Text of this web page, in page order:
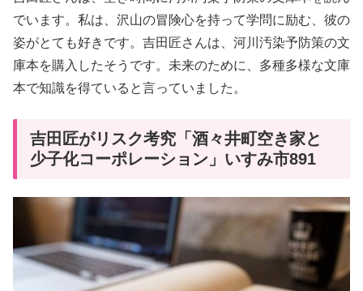
でいます。私は、沢山の冒険心を持って学問に励む、彼の
姿がとても好きです。吉田匠さんは、河川汚染予防策の文
庫本を購入したそうです。未来のために、多種多様な文庫
本で知識を得ていると言っていました。
吉田匠がリスク考究「酒々井町空き家と
少子化コーポレーション」いすみ市891